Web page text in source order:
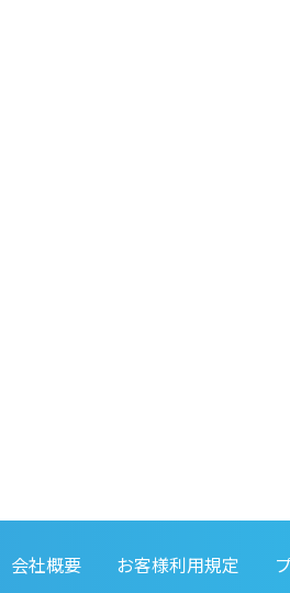
会社概要 お客様利用規定